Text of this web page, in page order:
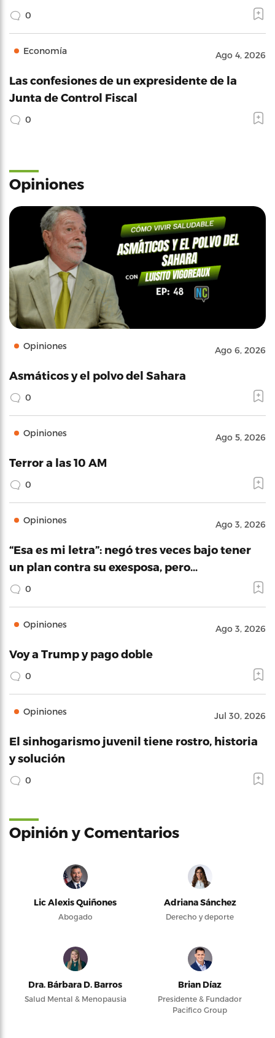
0
Economía Ago 4, 2026
Las confesiones de un expresidente de la
Junta de Control Fiscal
0
Opiniones
Opiniones Ago 6, 2026
Asmáticos y el polvo del Sahara
0
Opiniones Ago 5, 2026
Terror a las 10 AM
0
Opiniones Ago 3, 2026
“Esa es mi letra”: negó tres veces bajo tener
un plan contra su exesposa, pero…
0
Opiniones Ago 3, 2026
Voy a Trump y pago doble
0
Opiniones Jul 30, 2026
El sinhogarismo juvenil tiene rostro, historia
y solución
0
Opinión y Comentarios
Lic Alexis Quiñones
Abogado
Adriana Sánchez
Derecho y deporte
Dra. Bárbara D. Barros
Salud Mental & Menopausia
Brian Díaz
Presidente & Fundador
Pacifico Group